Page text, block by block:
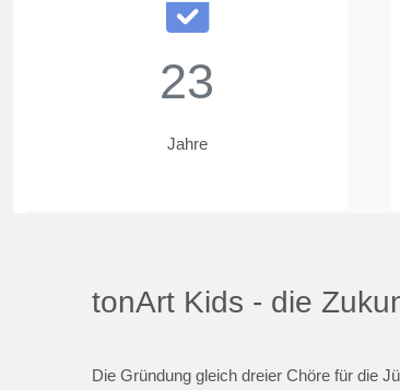
23
Jahre
tonArt Kids - die
Die Gründung gleich dreier Chöre für die